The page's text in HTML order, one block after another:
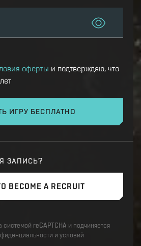
оферты и подтверждаю, что
ИГРУ БЕСПЛАТНО
ЗАПИСЬ?
BECOME A RECRUIT
reCAPTCHA и подчиняется
и условий